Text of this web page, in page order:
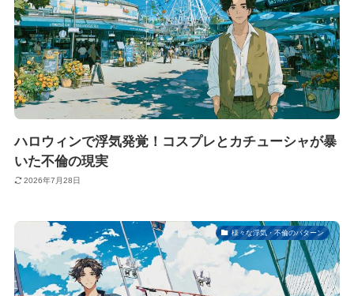
ハロウィンで浮気発覚！コスプレとカチューシャが暴
いた不倫の現実
2026年7月28日
様々な浮気・不倫のパターン